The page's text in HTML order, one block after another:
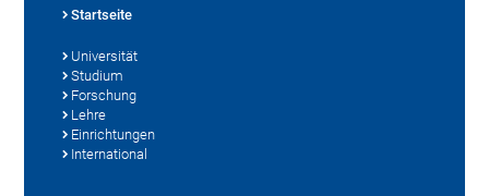
Startseite
Universität
Studium
Forschung
Lehre
Einrichtungen
International